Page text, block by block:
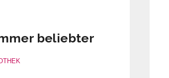
beliebter